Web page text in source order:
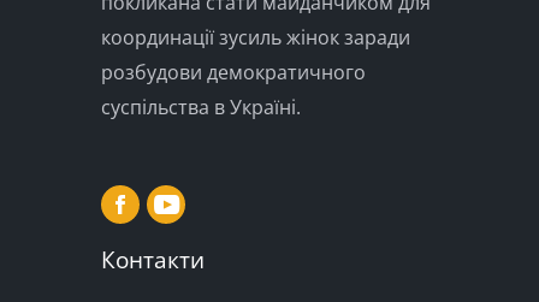
координації зусиль жінок заради
розбудови демократичного
суспільства в Україні.
Контакти